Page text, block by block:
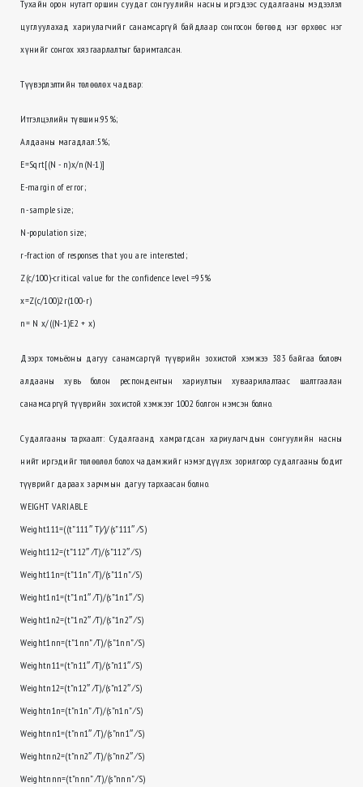
Тухайн орон нутагт оршин суудаг сонгуулийн насны иргэдээс судалгааны мэдээлэл
цуглуулахад хариулагчийг санамсаргүй байдлаар сонгосон бөгөөд нэг өрхөөс нэг
хүнийг сонгох хязгаарлалтыг баримталсан.
Түүвэрлэлтийн төлөөлөх чадвар:
Итгэлцэлийн түвшин:95%;
Алдааны магадлал:5%;
E=Sqrt[(N - n)x/n(N-1)]
E-margin of error;
n- sample size;
N-population size;
r-fraction of responses that you are interested;
Z(c/100)-critical value for the confidence level =95%
x=Z(c/100)2r(100-r)
n= N x/((N-1)E2 + x)
Дээрх томьёоны дагуу санамсаргүй түүврийн зохистой хэмжээ 383 байгаа боловч
алдааны хувь болон респондентын хариултын хуваарилалтаас шалтгаалан
санамсаргүй түүврийн зохистой хэмжээг 1002 болгон нэмсэн болно.
Судалгааны тархаалт: Судалгаанд хамрагдсан хариулагчдын сонгуулийн насны
нийт иргэдийг төлөөлөл болох чадамжийг нэмэгдүүлэх зорилгоор судалгааны бодит
түүврийг дараах зарчмын дагуу тархаасан болно.
WEIGHT VARIABLE
Weight111=((t”111″ T)⁄)/(s”111″ ⁄S)
Weight112=(t”112″ ⁄T)/(s”112″ ⁄S)
Weight11n=(t”11n” ⁄T)/(s”11n” ⁄S)
Weight1n1=(t”1n1″ ⁄T)/(s”1n1″ ⁄S)
Weight1n2=(t”1n2″ ⁄T)/(s”1n2″ ⁄S)
Weight1nn=(t”1nn” ⁄T)/(s”1nn” ⁄S)
Weightn11=(t”n11″ ⁄T)/(s”n11″ ⁄S)
Weightn12=(t”n12″ ⁄T)/(s”n12″ ⁄S)
Weightn1n=(t”n1n” ⁄T)/(s”n1n” ⁄S)
Weightnn1=(t”nn1″ ⁄T)/(s”nn1″ ⁄S)
Weightnn2=(t”nn2″ ⁄T)/(s”nn2″ ⁄S)
Weightnnn=(t”nnn” ⁄T)/(s”nnn” ⁄S)